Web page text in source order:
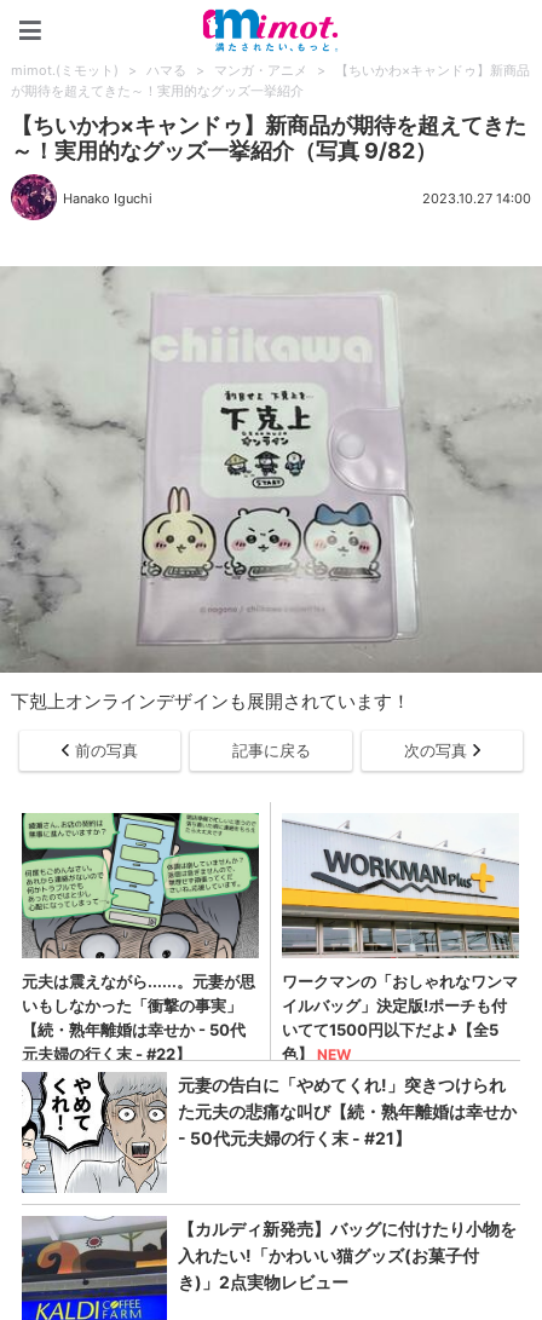
mimot.(ミモット) > ハマる > マンガ・アニメ >
【ちいかわ×キャンドゥ】新商品
が期待を超えてきた～！実用的なグッズ一挙紹介
【ちいかわ×キャンドゥ】新商品が期待を超えてきた
～！実用的なグッズ一挙紹介（写真 9/82）
Hanako Iguchi 2023.10.27 14:00
下剋上オンラインデザインも展開されています！
前の写真 記事に戻る 次の写真